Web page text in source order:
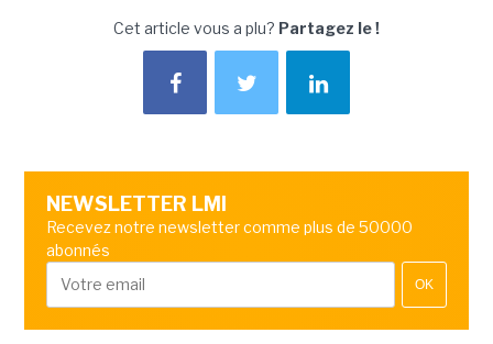
Cet article vous a plu? Partagez le !
NEWSLETTER LMI
Recevez notre newsletter comme plus de 50000
abonnés
OK